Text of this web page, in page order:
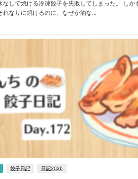
なしで焼ける冷凍餃子を失敗してしまった。 し
れなりに焼けるのに、なぜか油な...
餃子日記 日記2026